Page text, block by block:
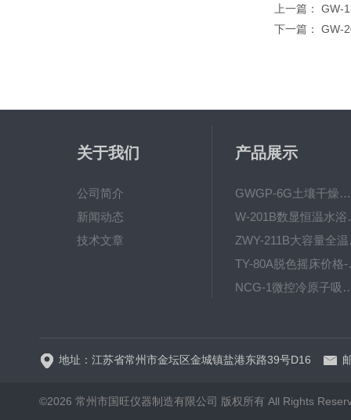
上一篇： GW-
下一篇： GW-
关于我们
公司简介
新闻动态
技术文章
产品展示
GWGP-6G土壤干燥柜-干燥箱/干燥机
W-
TY-
NCG-1微控冷
地址：江苏省常州市金坛区金城镇盐港东路39号D16
©2026 常州市国旺仪器制造有限公司 版权所有 All Rights